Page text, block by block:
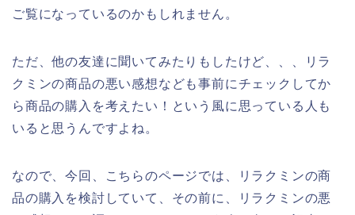
ご覧になっているのかもしれません。
ただ、他の友達に聞いてみたりもしたけど、、、リラ
クミンの商品の悪い感想なども事前にチェックしてか
ら商品の購入を考えたい！という風に思っている人も
いると思うんですよね。
なので、今回、こちらのページでは、リラクミンの商
品の購入を検討していて、その前に、リラクミンの悪